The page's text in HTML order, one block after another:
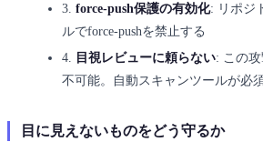
3. force-push保護の有効化: リポジ
ルでforce-pushを禁止する
4.
目視レビューに頼らない: この
不可能。自動スキャンツールが必
目に見えないものをどう守るか